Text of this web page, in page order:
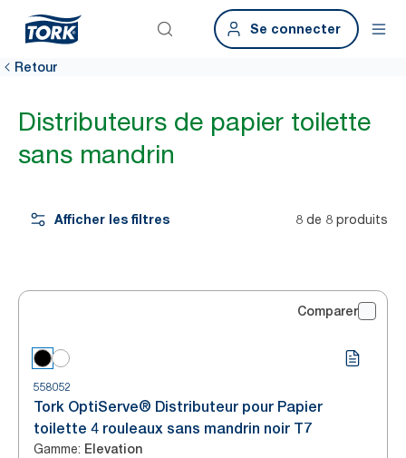
Se connecter
Retour
Distributeurs de papier toilette
sans mandrin
Afficher les filtres 8 de 8 produits
Comparer
558052
Tork OptiServe® Distributeur pour Papier
toilette 4 rouleaux sans mandrin noir T7
Gamme: Elevation